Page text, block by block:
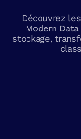
Découvrez
Modern
stockage,